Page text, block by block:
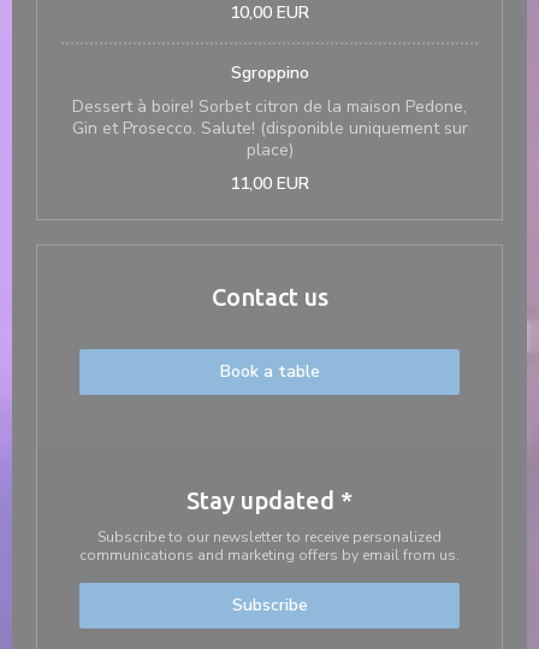
10,00 EUR
Sgroppino
Dessert à boire! Sorbet citron de la maison Pedone,
Gin et Prosecco. Salute! (disponible uniquement sur
place)
11,00 EUR
Contact us
Book a table
Stay updated *
Subscribe to our newsletter to receive personalized
communications and marketing offers by email from us.
Subscribe